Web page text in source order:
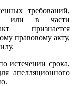
требований,
или в части
признается
правовому акту,
истечении срока,
апелляционного